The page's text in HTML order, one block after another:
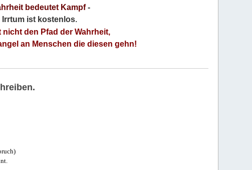
bedeutet Kampf-
Irrtum ist kostenlos.
nicht den Pfad der Wahrheit,
an Menschen die diesen gehn!